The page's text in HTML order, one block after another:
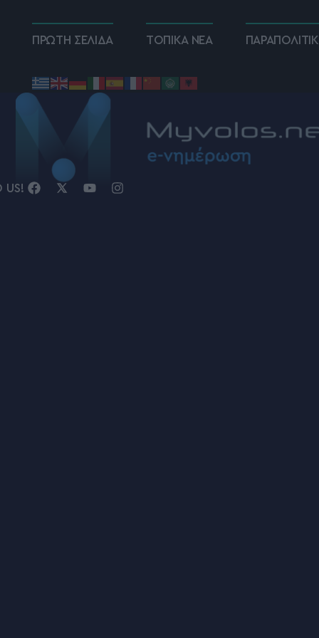
ΠΡΩΤΗ ΣΕΛΙΔΑ ΤΟΠΙΚΑ ΝΕΑ
US!